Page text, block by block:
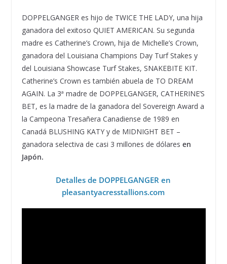
DOPPELGANGER es hijo de TWICE THE LADY, una hija
ganadora del exitoso QUIET AMERICAN. Su segunda
madre es Catherine’s Crown, hija de Michelle’s Crown,
ganadora del Louisiana Champions Day Turf Stakes y
del Louisiana Showcase Turf Stakes, SNAKEBITE KIT.
Catherine’s Crown es también abuela de TO DREAM
AGAIN. La 3ª madre de DOPPELGANGER, CATHERINE’S
BET, es la madre de la ganadora del Sovereign Award a
la Campeona Tresañera Canadiense de 1989 en
Canadá BLUSHING KATY y de MIDNIGHT BET –
ganadora selectiva de casi 3 millones de dólares en
Japón.
Detalles de DOPPELGANGER en
pleasantyacresstallions.com